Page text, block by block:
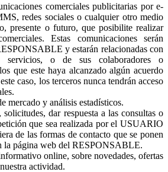
comerciales publicitarias por e-
redes sociales o cualquier otro medio
presente o futuro, que posibilite realizar
Estas comunicaciones serán
y estarán relacionadas con
servicios, o de sus colaboradores o
que este haya alcanzado algún acuerdo
caso, los terceros nunca tendrán acceso
mercado y análisis estadísticos.
solicitudes, dar respuesta a las consultas o
que sea realizada por el USUARIO
de las formas de contacto que se ponen
la página web del RESPONSABLE.
online, sobre novedades, ofertas
actividad.